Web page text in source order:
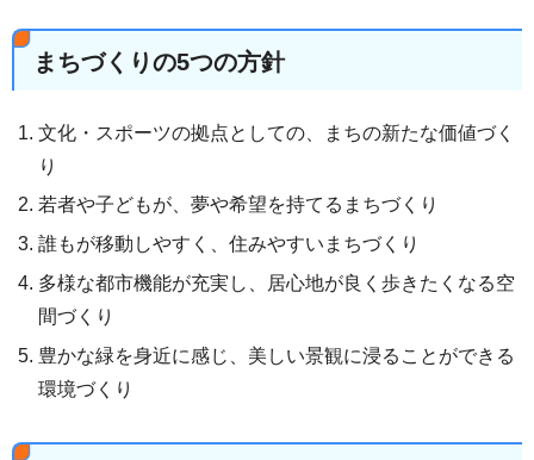
まちづくりの5つの方針
文化・スポーツの拠点としての、まちの新たな価値づく
り
若者や子どもが、夢や希望を持てるまちづくり
誰もが移動しやすく、住みやすいまちづくり
多様な都市機能が充実し、居心地が良く歩きたくなる空
間づくり
豊かな緑を身近に感じ、美しい景観に浸ることができる
環境づくり